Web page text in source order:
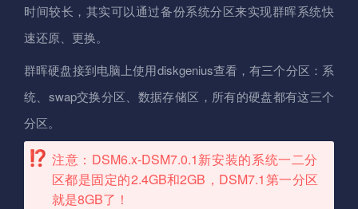
时间较长，其实可以通过备份系统分区来实现群晖系统快
速还原、更换。
群晖硬盘接到电脑上使用diskgenius查看，有三个分区：系
统、swap交换分区、数据存储区，所有的硬盘都有这三个
分区。
注意：DSM6.x-DSM7.0.1新安装的系统一二分
区都是固定的2.4GB和2GB，DSM7.1第一分区
就是8GB了！